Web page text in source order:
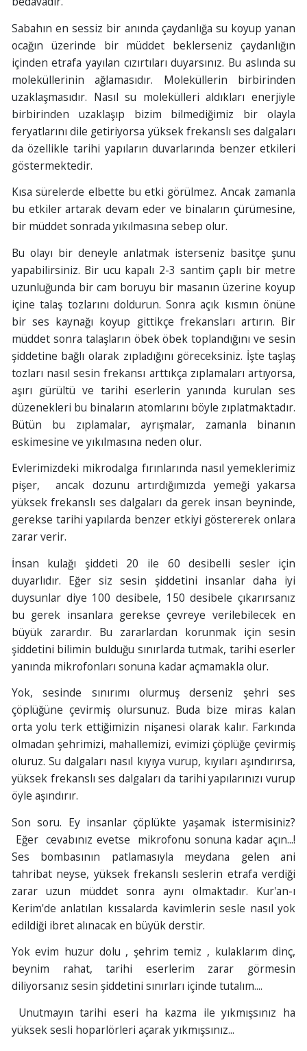
Sabahın en sessiz bir anında çaydanlığa su koyup yanan
ocağın üzerinde bir müddet beklerseniz çaydanlığın
içinden etrafa yayılan cızırtıları duyarsınız. Bu aslında su
moleküllerinin ağlamasıdır. Moleküllerin birbirinden
uzaklaşmasıdır. Nasıl su molekülleri aldıkları enerjiyle
birbirinden uzaklaşıp bizim bilmediğimiz bir olayla
feryatlarını dile getiriyorsa yüksek frekanslı ses dalgaları
da özellikle tarihi yapıların duvarlarında benzer etkileri
göstermektedir.
Kısa sürelerde elbette bu etki görülmez. Ancak zamanla
bu etkiler artarak devam eder ve binaların çürümesine,
bir müddet sonrada yıkılmasına sebep olur.
Bu olayı bir deneyle anlatmak isterseniz basitçe şunu
yapabilirsiniz. Bir ucu kapalı 2-3 santim çaplı bir metre
uzunluğunda bir cam boruyu bir masanın üzerine koyup
içine talaş tozlarını doldurun. Sonra açık kısmın önüne
bir ses kaynağı koyup gittikçe frekansları artırın. Bir
müddet sonra talaşların öbek öbek toplandığını ve sesin
şiddetine bağlı olarak zıpladığını göreceksiniz. İşte taşlaş
tozları nasıl sesin frekansı arttıkça zıplamaları artıyorsa,
aşırı gürültü ve tarihi eserlerin yanında kurulan ses
düzenekleri bu binaların atomlarını böyle zıplatmaktadır.
Bütün bu zıplamalar, ayrışmalar, zamanla binanın
eskimesine ve yıkılmasına neden olur.
Evlerimizdeki mikrodalga fırınlarında nasıl yemeklerimiz
pişer, ancak dozunu artırdığımızda yemeği yakarsa
yüksek frekanslı ses dalgaları da gerek insan beyninde,
gerekse tarihi yapılarda benzer etkiyi göstererek onlara
zarar verir.
İnsan kulağı şiddeti 20 ile 60 desibelli sesler için
duyarlıdır. Eğer siz sesin şiddetini insanlar daha iyi
duysunlar diye 100 desibele, 150 desibele çıkarırsanız
bu gerek insanlara gerekse çevreye verilebilecek en
büyük zarardır. Bu zararlardan korunmak için sesin
şiddetini bilimin bulduğu sınırlarda tutmak, tarihi eserler
yanında mikrofonları sonuna kadar açmamakla olur.
Yok, sesinde sınırımı olurmuş derseniz şehri ses
çöplüğüne çevirmiş olursunuz. Buda bize miras kalan
orta yolu terk ettiğimizin nişanesi olarak kalır. Farkında
olmadan şehrimizi, mahallemizi, evimizi çöplüğe çevirmiş
oluruz. Su dalgaları nasıl kıyıya vurup, kıyıları aşındırırsa,
yüksek frekanslı ses dalgaları da tarihi yapılarınızı vurup
öyle aşındırır.
Son soru. Ey insanlar çöplükte yaşamak istermisiniz?
Eğer cevabınız evetse mikrofonu sonuna kadar açın...!
Ses bombasının patlamasıyla meydana gelen ani
tahribat neyse, yüksek frekanslı seslerin etrafa verdiği
zarar uzun müddet sonra aynı olmaktadır. Kur'an-ı
Kerim'de anlatılan kıssalarda kavimlerin sesle nasıl yok
edildiği ibret alınacak en büyük derstir.
Yok evim huzur dolu , şehrim temiz , kulaklarım dinç,
beynim rahat, tarihi eserlerim zarar görmesin
diliyorsanız sesin şiddetini sınırları içinde tutalım....
Unutmayın tarihi eseri ha kazma ile yıkmışsınız ha
yüksek sesli hoparlörleri açarak yıkmışsınız...